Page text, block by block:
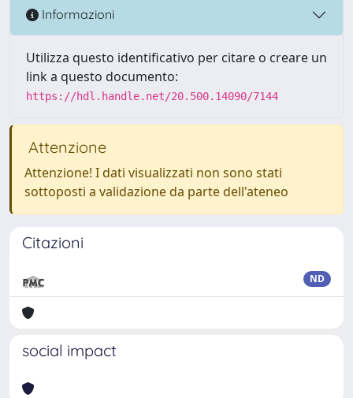
Informazioni
Utilizza questo identificativo per citare o creare un
link a questo documento:
https://hdl.handle.net/20.500.14090/7144
Attenzione
Attenzione! I dati visualizzati non sono stati
sottoposti a validazione da parte dell'ateneo
Citazioni
ND
social impact